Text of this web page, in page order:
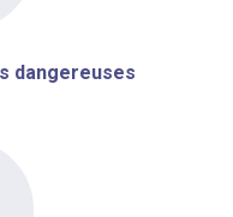
dangereuses